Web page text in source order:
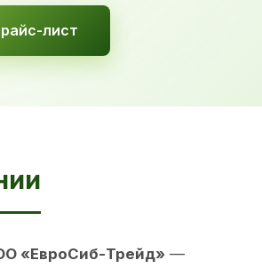
лист
«ЕвроСиб-Трейд» —